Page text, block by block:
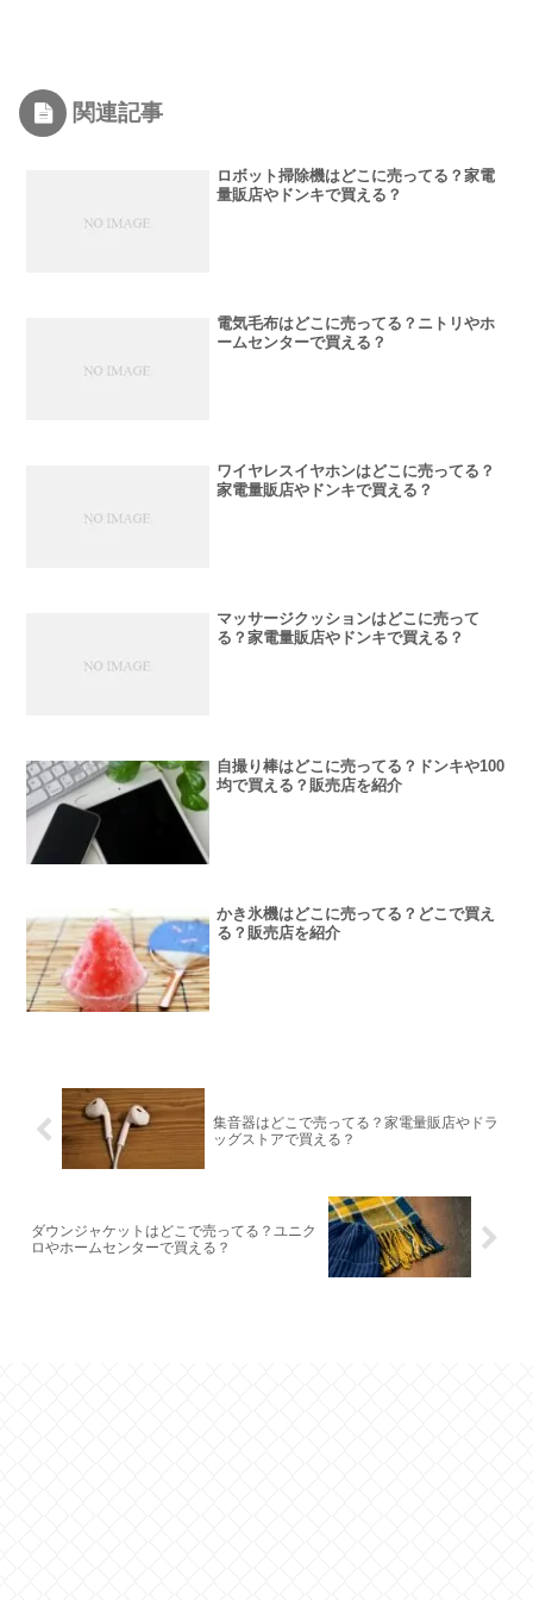
関連記事
ロボット掃除機はどこに売ってる？家電
量販店やドンキで買える？
電気毛布はどこに売ってる？ニトリやホ
ームセンターで買える？
ワイヤレスイヤホンはどこに売ってる？
家電量販店やドンキで買える？
マッサージクッションはどこに売って
る？家電量販店やドンキで買える？
自撮り棒はどこに売ってる？ドンキや100
均で買える？販売店を紹介
かき氷機はどこに売ってる？どこで買え
る？販売店を紹介
集音器はどこで売ってる？家電量販店やドラ
ッグストアで買える？
ダウンジャケットはどこで売ってる？ユニク
ロやホームセンターで買える？